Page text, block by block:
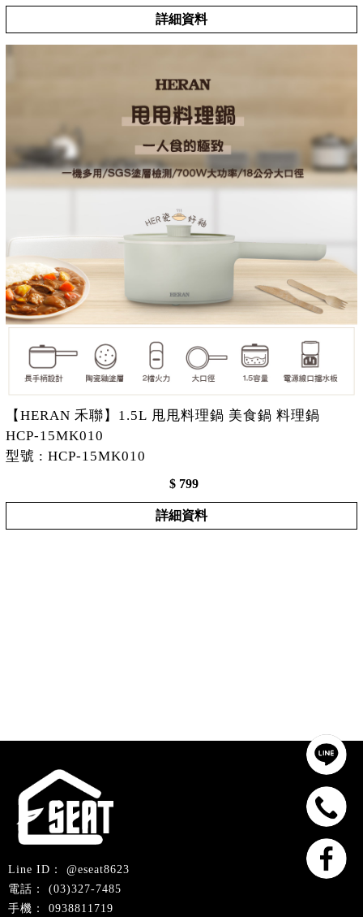
詳細資料
【HERAN 禾聯】1.5L 甩甩料理鍋 美食鍋 料理鍋
HCP-15MK010
型號 : HCP-15MK010
$ 799
詳細資料
@eseat8623
(03)327-7485
0938811719